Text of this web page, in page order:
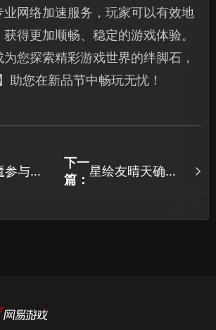
业网络加速服务，玩家可以有效地
得更加顺畅、稳定的游戏体验。
您探索精彩游戏世界的绊脚石，
助您在新品节中畅玩无忧！
参与
下一
篇：
星绘友晴天确认
活体验抢先开